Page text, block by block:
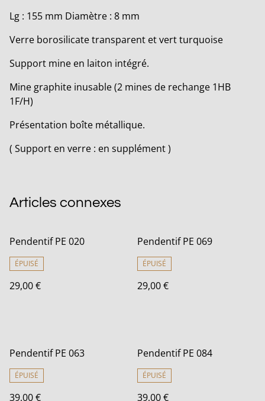
Lg : 155 mm Diamètre : 8 mm
Verre borosilicate transparent et vert turquoise
Support mine en laiton intégré.
Mine graphite inusable (2 mines de rechange 1HB
1F/H)
Présentation boîte métallique.
( Support en verre : en supplément )
Articles connexes
Pendentif PE 020
ÉPUISÉ
29,00 €
Pendentif PE 069
ÉPUISÉ
29,00 €
Pendentif PE 063
ÉPUISÉ
39,00 €
Pendentif PE 084
ÉPUISÉ
39,00 €